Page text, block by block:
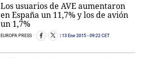
Los usuarios de AVE aumentaron
en España un 11,7% y los de avión
un 1,7%
EUROPA PRESS 13 Ene 2015 - 09:22 CET